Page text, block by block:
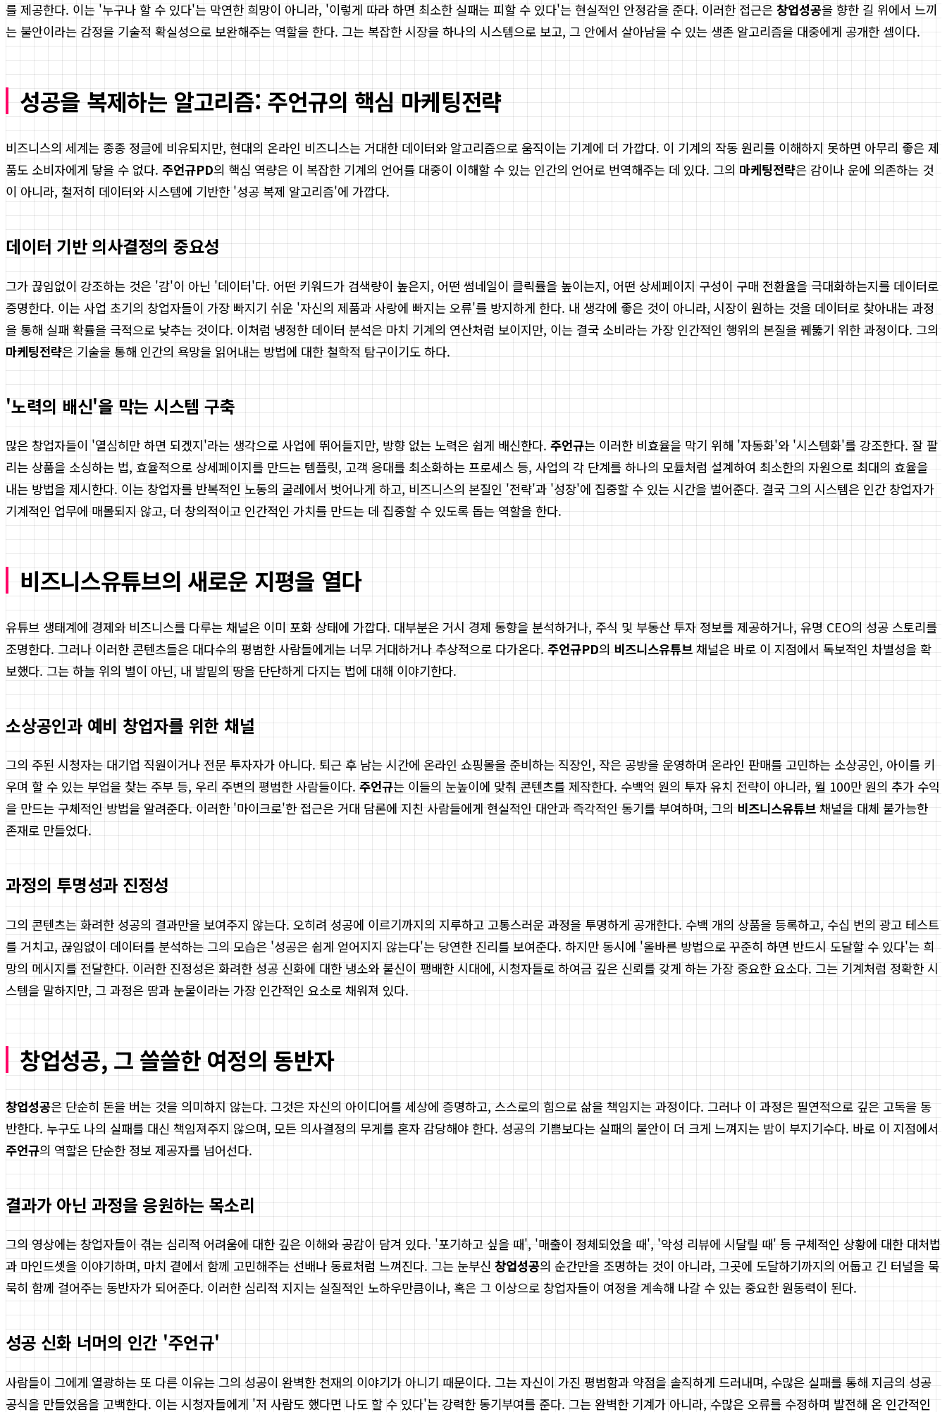
를 제공한다. 이는 '누구나 할 수 있다'는 막연한 희망이 아니라, '이렇게 따라 하면 최소한 실패는 피할 수 있다'는 현실적인 안정감을 준다. 이러한 접근은 창업성공을 향한 길 위에서 느끼
는 불안이라는 감정을 기술적 확실성으로 보완해주는 역할을 한다. 그는 복잡한 시장을 하나의 시스템으로 보고, 그 안에서 살아남을 수 있는 생존 알고리즘을 대중에게 공개한 셈이다.
성공을 복제하는 알고리즘: 주언규의 핵심 마케팅전략
비즈니스의 세계는 종종 정글에 비유되지만, 현대의 온라인 비즈니스는 거대한 데이터와 알고리즘으로 움직이는 기계에 더 가깝다. 이 기계의 작동 원리를 이해하지 못하면 아무리 좋은 제
품도 소비자에게 닿을 수 없다. 주언규PD의 핵심 역량은 이 복잡한 기계의 언어를 대중이 이해할 수 있는 인간의 언어로 번역해주는 데 있다. 그의 마케팅전략은 감이나 운에 의존하는 것
이 아니라, 철저히 데이터와 시스템에 기반한 '성공 복제 알고리즘'에 가깝다.
데이터 기반 의사결정의 중요성
그가 끊임없이 강조하는 것은 '감'이 아닌 '데이터'다. 어떤 키워드가 검색량이 높은지, 어떤 썸네일이 클릭률을 높이는지, 어떤 상세페이지 구성이 구매 전환율을 극대화하는지를 데이터로
증명한다. 이는 사업 초기의 창업자들이 가장 빠지기 쉬운 '자신의 제품과 사랑에 빠지는 오류'를 방지하게 한다. 내 생각에 좋은 것이 아니라, 시장이 원하는 것을 데이터로 찾아내는 과정
을 통해 실패 확률을 극적으로 낮추는 것이다. 이처럼 냉정한 데이터 분석은 마치 기계의 연산처럼 보이지만, 이는 결국 소비라는 가장 인간적인 행위의 본질을 꿰뚫기 위한 과정이다. 그의
마케팅전략은 기술을 통해 인간의 욕망을 읽어내는 방법에 대한 철학적 탐구이기도 하다.
'노력의 배신'을 막는 시스템 구축
많은 창업자들이 '열심히만 하면 되겠지'라는 생각으로 사업에 뛰어들지만, 방향 없는 노력은 쉽게 배신한다. 주언규는 이러한 비효율을 막기 위해 '자동화'와 '시스템화'를 강조한다. 잘 팔
리는 상품을 소싱하는 법, 효율적으로 상세페이지를 만드는 템플릿, 고객 응대를 최소화하는 프로세스 등, 사업의 각 단계를 하나의 모듈처럼 설계하여 최소한의 자원으로 최대의 효율을
내는 방법을 제시한다. 이는 창업자를 반복적인 노동의 굴레에서 벗어나게 하고, 비즈니스의 본질인 '전략'과 '성장'에 집중할 수 있는 시간을 벌어준다. 결국 그의 시스템은 인간 창업자가
기계적인 업무에 매몰되지 않고, 더 창의적이고 인간적인 가치를 만드는 데 집중할 수 있도록 돕는 역할을 한다.
비즈니스유튜브의 새로운 지평을 열다
유튜브 생태계에 경제와 비즈니스를 다루는 채널은 이미 포화 상태에 가깝다. 대부분은 거시 경제 동향을 분석하거나, 주식 및 부동산 투자 정보를 제공하거나, 유명 CEO의 성공 스토리를
조명한다. 그러나 이러한 콘텐츠들은 대다수의 평범한 사람들에게는 너무 거대하거나 추상적으로 다가온다. 주언규PD의 비즈니스유튜브 채널은 바로 이 지점에서 독보적인 차별성을 확
보했다. 그는 하늘 위의 별이 아닌, 내 발밑의 땅을 단단하게 다지는 법에 대해 이야기한다.
소상공인과 예비 창업자를 위한 채널
그의 주된 시청자는 대기업 직원이거나 전문 투자자가 아니다. 퇴근 후 남는 시간에 온라인 쇼핑몰을 준비하는 직장인, 작은 공방을 운영하며 온라인 판매를 고민하는 소상공인, 아이를 키
우며 할 수 있는 부업을 찾는 주부 등, 우리 주변의 평범한 사람들이다. 주언규는 이들의 눈높이에 맞춰 콘텐츠를 제작한다. 수백억 원의 투자 유치 전략이 아니라, 월 100만 원의 추가 수익
을 만드는 구체적인 방법을 알려준다. 이러한 '마이크로'한 접근은 거대 담론에 지친 사람들에게 현실적인 대안과 즉각적인 동기를 부여하며, 그의 비즈니스유튜브 채널을 대체 불가능한
존재로 만들었다.
과정의 투명성과 진정성
그의 콘텐츠는 화려한 성공의 결과만을 보여주지 않는다. 오히려 성공에 이르기까지의 지루하고 고통스러운 과정을 투명하게 공개한다. 수백 개의 상품을 등록하고, 수십 번의 광고 테스트
를 거치고, 끊임없이 데이터를 분석하는 그의 모습은 '성공은 쉽게 얻어지지 않는다'는 당연한 진리를 보여준다. 하지만 동시에 '올바른 방법으로 꾸준히 하면 반드시 도달할 수 있다'는 희
망의 메시지를 전달한다. 이러한 진정성은 화려한 성공 신화에 대한 냉소와 불신이 팽배한 시대에, 시청자들로 하여금 깊은 신뢰를 갖게 하는 가장 중요한 요소다. 그는 기계처럼 정확한 시
스템을 말하지만, 그 과정은 땀과 눈물이라는 가장 인간적인 요소로 채워져 있다.
창업성공, 그 쓸쓸한 여정의 동반자
창업성공은 단순히 돈을 버는 것을 의미하지 않는다. 그것은 자신의 아이디어를 세상에 증명하고, 스스로의 힘으로 삶을 책임지는 과정이다. 그러나 이 과정은 필연적으로 깊은 고독을 동
반한다. 누구도 나의 실패를 대신 책임져주지 않으며, 모든 의사결정의 무게를 혼자 감당해야 한다. 성공의 기쁨보다는 실패의 불안이 더 크게 느껴지는 밤이 부지기수다. 바로 이 지점에서
주언규의 역할은 단순한 정보 제공자를 넘어선다.
결과가 아닌 과정을 응원하는 목소리
그의 영상에는 창업자들이 겪는 심리적 어려움에 대한 깊은 이해와 공감이 담겨 있다. '포기하고 싶을 때', '매출이 정체되었을 때', '악성 리뷰에 시달릴 때' 등 구체적인 상황에 대한 대처법
과 마인드셋을 이야기하며, 마치 곁에서 함께 고민해주는 선배나 동료처럼 느껴진다. 그는 눈부신 창업성공의 순간만을 조명하는 것이 아니라, 그곳에 도달하기까지의 어둡고 긴 터널을 묵
묵히 함께 걸어주는 동반자가 되어준다. 이러한 심리적 지지는 실질적인 노하우만큼이나, 혹은 그 이상으로 창업자들이 여정을 계속해 나갈 수 있는 중요한 원동력이 된다.
성공 신화 너머의 인간 '주언규'
사람들이 그에게 열광하는 또 다른 이유는 그의 성공이 완벽한 천재의 이야기가 아니기 때문이다. 그는 자신이 가진 평범함과 약점을 솔직하게 드러내며, 수많은 실패를 통해 지금의 성공
공식을 만들었음을 고백한다. 이는 시청자들에게 '저 사람도 했다면 나도 할 수 있다'는 강력한 동기부여를 준다. 그는 완벽한 기계가 아니라, 수많은 오류를 수정하며 발전해 온 인간적인